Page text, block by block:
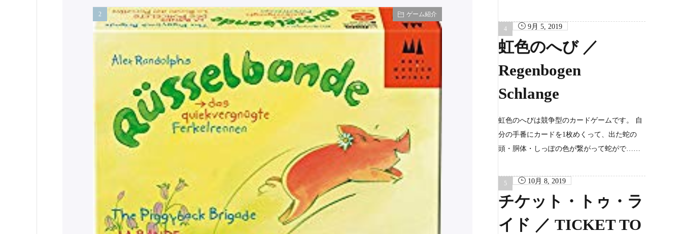
ゲーム紹介
9月 5, 2019
虹色のへび ／
Regenbogen
Schlange
虹色のへびは競争型のカードゲームです。 自
分の手番にカードを1枚めくって、出た蛇の
頭・胴体・しっぽの色が繋がって蛇がで……
10月 8, 2019
チケット・トゥ・ラ
イド ／ TICKET TO